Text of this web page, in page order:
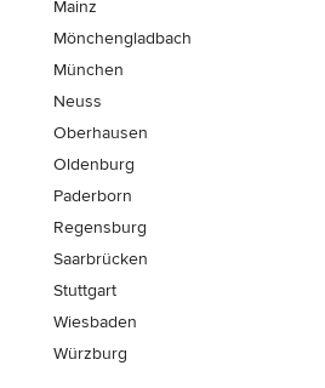
Mainz
Mönchen­gladbach
München
Neuss
Oberhausen
Oldenburg
Paderborn
Regensburg
Saarbrücken
Stuttgart
Wiesbaden
Würzburg